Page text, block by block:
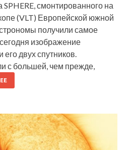
смонтированного на
(VLT) Европейской южной
получили самое
изображение
двух спутников.
с большей, чем прежде,